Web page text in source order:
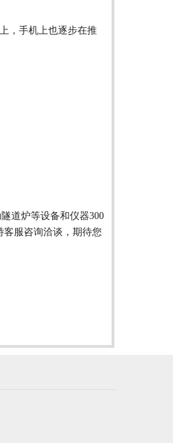
，手机上也逐步在推
道炉等设备和仪器300
客服咨询洽谈，期待您